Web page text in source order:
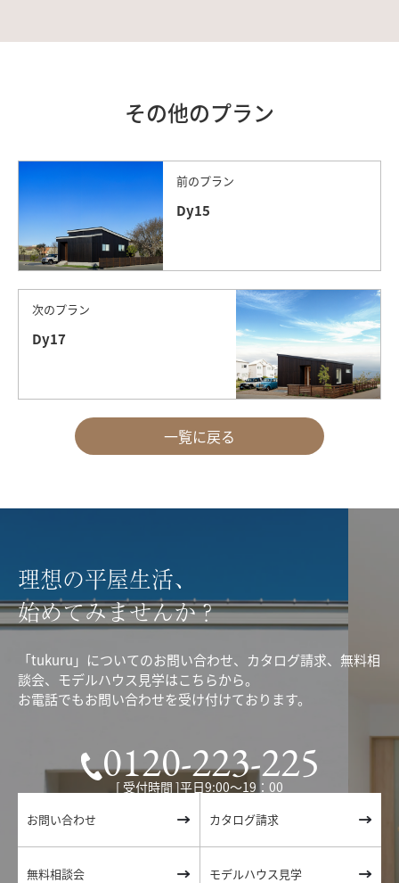
その他のプラン
前のプラン
Dy15
次のプラン
Dy17
一覧に戻る
理想の平屋生活、
始めてみませんか？
「tukuru」についてのお問い合わせ、カタログ請求、無料相
談会、モデルハウス見学はこちらから。
お電話でもお問い合わせを受け付けております。
0120-223-225
[ 受付時間 ]平日9:00〜19：00
お問い合わせ カタログ請求
無料相談会 モデルハウス見学